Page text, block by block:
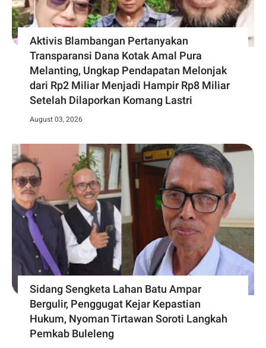
Aktivis Blambangan Pertanyakan
Transparansi Dana Kotak Amal Pura
Melanting, Ungkap Pendapatan Melonjak
dari Rp2 Miliar Menjadi Hampir Rp8 Miliar
Setelah Dilaporkan Komang Lastri
August 03, 2026
Sidang Sengketa Lahan Batu Ampar
Bergulir, Penggugat Kejar Kepastian
Hukum, Nyoman Tirtawan Soroti Langkah
Pemkab Buleleng